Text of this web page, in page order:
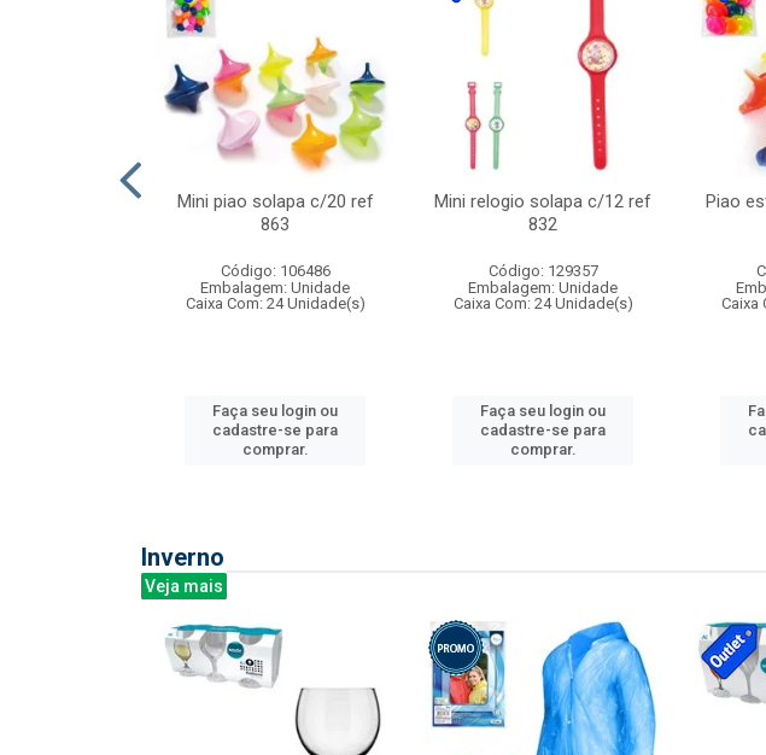
Mini piao solapa c/20 ref
863
Código: 106486
Embalagem: Unidade
Caixa Com: 24 Unidade(s)
Faça seu login ou
cadastre-se para
comprar.
Mini relogio solapa c/12 ref
832
Código: 129357
Embalagem: Unidade
Caixa Com: 24 Unidade(s)
Faça seu login ou
cadastre-se para
comprar.
Piao
Caixa
Inverno
Veja mais